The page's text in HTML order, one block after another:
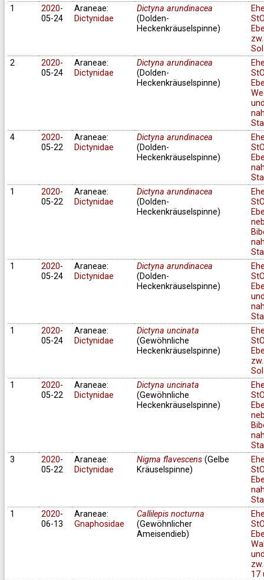
1
2020-
05-24
Araneae:
Dictynidae
Dictyna arundinacea
(Dolden-
Heckenkräuselspinne)
zw.
2
2020-
05-24
Araneae:
Dictynidae
Dictyna arundinacea
(Dolden-
Heckenkräuselspinne)
4
2020-
05-22
Araneae:
Dictynidae
Dictyna arundinacea
(Dolden-
Heckenkräuselspinne)
1
2020-
05-22
Araneae:
Dictynidae
Dictyna arundinacea
(Dolden-
Heckenkräuselspinne)
1
2020-
05-24
Araneae:
Dictynidae
Dictyna arundinacea
(Dolden-
Heckenkräuselspinne)
1
2020-
05-24
Araneae:
Dictynidae
Dictyna uncinata
(Gewöhnliche
Heckenkräuselspinne)
zw.
1
2020-
05-22
Araneae:
Dictynidae
Dictyna uncinata
(Gewöhnliche
Heckenkräuselspinne)
3
2020-
05-22
Araneae:
Dictynidae
Nigma flavescens(Gelbe
Kräuselspinne)
1
2020-
06-13
Araneae:
Gnaphosidae
Callilepis nocturna
(Gewöhnlicher
Ameisendieb)
17